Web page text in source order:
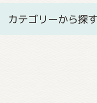
カテゴリーから探